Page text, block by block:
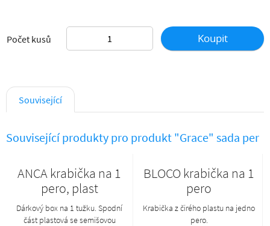
Počet kusů Koupit
Související
Související produkty pro produkt "Grace" sada per
ANCA krabička na 1
pero, plast
Dárkový box na 1 tužku. Spodní
část plastová se semišovou
BLOCO krabička na 1
pero
Krabička z čirého plastu na jedno
pero.